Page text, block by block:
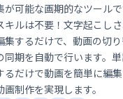
が可能な画期的なツール
キルは不要！文字起こし
集するだけで、動画の切
同期を自動で行います。
るだけで動画を簡単に編
画制作を実現します。